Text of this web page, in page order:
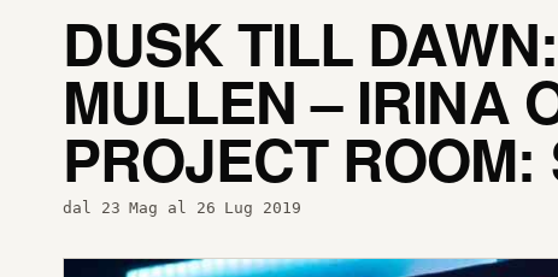
DUSK TILL
MULLEN – IRINA
PROJECT
dal 23 Mag al 26 Lug 2019